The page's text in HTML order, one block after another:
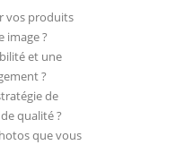
vos produits
image ?
et une
?
de
qualité ?
que vous